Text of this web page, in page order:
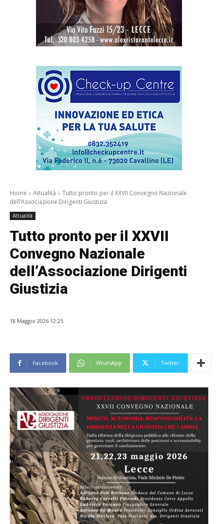
Home Attualità
Tutto pronto per il XXVII Convegno Nazionale
dell’Associazione Dirigenti Giustizia
Attualità
Tutto pronto per il XXVII
Convegno Nazionale
dell’Associazione Dirigenti
Giustizia
18 Maggio 2026 12:25
Facebook WhatsApp Twitter